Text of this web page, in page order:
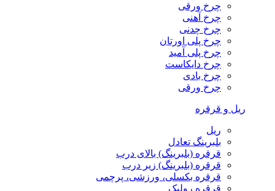
چرخ ورقی
چرخ آهنی
چرخ چدنی
چرخ پلی اورتان
چرخ پلی آمید
چرخ دایکاست
چرخ بادی
چرخ ورقی
ریل و قرقره
ریل
بلبرینگ تعادل
قرقره (بلبرینگ) بالای درب
قرقره (بلبرینگ) زیر درب
قرقره بکسلی، ورزشی، پرچمی
قرقره رولیک